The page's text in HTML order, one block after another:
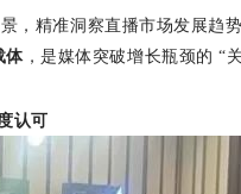
，精准洞察直播市场发展趋
体，是媒体突破增长瓶颈的 “
认可